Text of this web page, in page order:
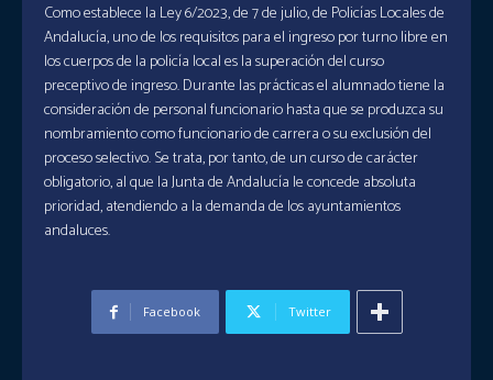
Como establece la Ley 6/2023, de 7 de julio, de Policías Locales de
Andalucía, uno de los requisitos para el ingreso por turno libre en
los cuerpos de la policía local es la superación del curso
preceptivo de ingreso. Durante las prácticas el alumnado tiene la
consideración de personal funcionario hasta que se produzca su
nombramiento como funcionario de carrera o su exclusión del
proceso selectivo. Se trata, por tanto, de un curso de carácter
obligatorio, al que la Junta de Andalucía le concede absoluta
prioridad, atendiendo a la demanda de los ayuntamientos
andaluces.
Facebook Twitter